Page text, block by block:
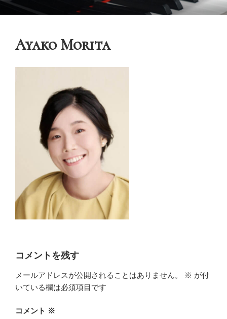
ン
御木本メソッド
脳や筋肉をトレーニングしながら奏法を学び、美しい音と自然で優れた
Ayako Morita
コメントを残す
メールアドレスが公開されることはありません。 ※ が付
いている欄は必須項目です
コメント ※